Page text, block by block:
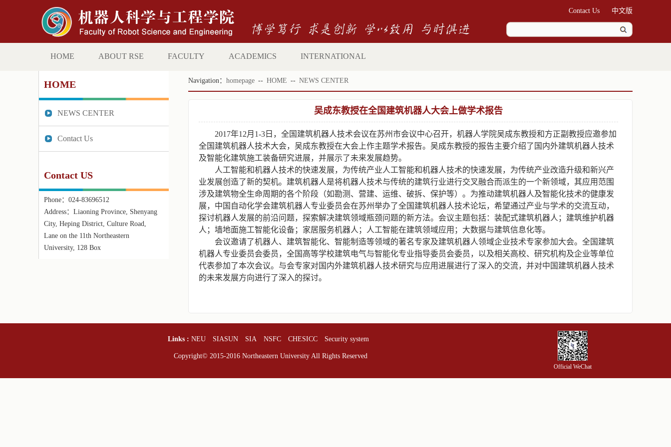
Contact Us 中文版
HOME ABOUT RSE FACULTY ACADEMICS INTERNATIONAL
HOME
NEWS CENTER
Contact Us
Contact US
Phone： 024-83696512
Address： Liaoning Province, Shenyang
City, Heping District, Culture Road,
Lane on the 11th Northeastern
University, 128 Box
Navigation： homepage -- HOME -- NEWS CENTER
吴成东教授在全国建筑机器人大会上做学术报告
2017年12月1-3日，全国建筑机器人技术会议在苏州市会议中心召开，机器人学院吴成东教授和方正副教授应邀参加
全国建筑机器人技术大会，吴成东教授在大会上作主题学术报告。吴成东教授的报告主要介绍了国内外建筑机器人技术
及智能化建筑施工装备研究进展，并展示了未来发展趋势。
人工智能和机器人技术的快速发展，为传统产业人工智能和机器人技术的快速发展，为传统产业改造升级和新兴产
业发展创造了新的契机。建筑机器人是将机器人技术与传统的建筑行业进行交叉融合而派生的一个新领域，其应用范围
涉及建筑物全生命周期的各个阶段（如勘测、营建、运维、破拆、保护等）。为推动建筑机器人及智能化技术的健康发
展，中国自动化学会建筑机器人专业委员会在苏州举办了全国建筑机器人技术论坛，希望通过产业与学术的交流互动，
探讨机器人发展的前沿问题，探索解决建筑领域瓶颈问题的新方法。会议主题包括：装配式建筑机器人；建筑维护机器
人；墙地面施工智能化设备；家居服务机器人；人工智能在建筑领域应用；大数据与建筑信息化等。
会议邀请了机器人、建筑智能化、智能制造等领域的著名专家及建筑机器人领域企业技术专家参加大会。全国建筑
机器人专业委员会委员，全国高等学校建筑电气与智能化专业指导委员会委员，以及相关高校、研究机构及企业等单位
代表参加了本次会议。与会专家对国内外建筑机器人技术研究与应用进展进行了深入的交流，并对中国建筑机器人技术
的未来发展方向进行了深入的探讨。
Links : NEU SIASUN SIA NSFC CHESICC Security system
Copyright© 2015-2016 Northeastern University All Rights Reserved
Official WeChat